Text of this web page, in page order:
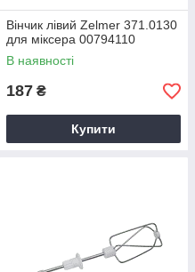
Вінчик лівий Zelmer 371.0130
для міксера 00794110
В наявності
187 ₴
Купити